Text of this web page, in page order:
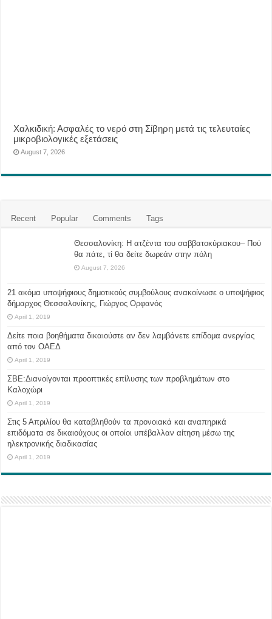
Χαλκιδική: Ασφαλές το νερό στη Σίβηρη μετά τις τελευταίες
μικροβιολογικές εξετάσεις
August 7, 2026
Recent Popular Comments Tags
Θεσσαλονίκη: Η ατζέντα του σαββατοκύριακου– Πού
θα πάτε, τί θα δείτε δωρεάν στην πόλη
August 7, 2026
21 ακόμα υποψήφιους δημοτικούς συμβούλους ανακοίνωσε ο υποψήφιος
δήμαρχος Θεσσαλονίκης, Γιώργος Ορφανός
April 1, 2019
Δείτε ποια βοηθήματα δικαιούστε αν δεν λαμβάνετε επίδομα ανεργίας
από τον ΟΑΕΔ
April 1, 2019
ΣΒΕ:Διανοίγονται προοπτικές επίλυσης των προβλημάτων στο
Καλοχώρι
April 1, 2019
Στις 5 Απριλίου θα καταβληθούν τα προνοιακά και αναπηρικά
επιδόματα σε δικαιούχους οι οποίοι υπέβαλλαν αίτηση μέσω της
ηλεκτρονικής διαδικασίας
April 1, 2019